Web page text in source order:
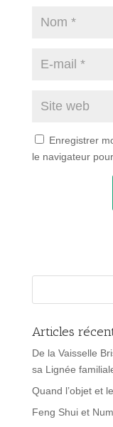
Enregistrer
le navigateur
Articles
De la Vaisselle
sa Lignée
Quand l’objet et
Feng Shui et